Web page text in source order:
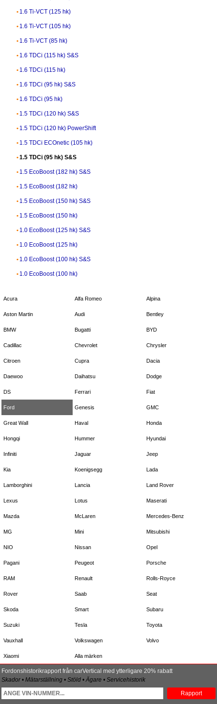
1.6 Ti-VCT (125 hk)
1.6 Ti-VCT (105 hk)
1.6 Ti-VCT (85 hk)
1.6 TDCi (115 hk) S&S
1.6 TDCi (115 hk)
1.6 TDCi (95 hk) S&S
1.6 TDCi (95 hk)
1.5 TDCi (120 hk) S&S
1.5 TDCi (120 hk) PowerShift
1.5 TDCi ECOnetic (105 hk)
1.5 TDCi (95 hk) S&S
1.5 EcoBoost (182 hk) S&S
1.5 EcoBoost (182 hk)
1.5 EcoBoost (150 hk) S&S
1.5 EcoBoost (150 hk)
1.0 EcoBoost (125 hk) S&S
1.0 EcoBoost (125 hk)
1.0 EcoBoost (100 hk) S&S
1.0 EcoBoost (100 hk)
Acura Alfa Romeo Alpina
Aston Martin Audi Bentley
BMW Bugatti BYD
Cadillac Chevrolet Chrysler
Citroen Cupra Dacia
Daewoo Daihatsu Dodge
DS Ferrari Fiat
Ford Genesis GMC
Great Wall Haval Honda
Hongqi Hummer Hyundai
Infiniti Jaguar Jeep
Kia Koenigsegg Lada
Lamborghini Lancia Land Rover
Lexus Lotus Maserati
Mazda McLaren Mercedes-Benz
MG Mini Mitsubishi
NIO Nissan Opel
Pagani Peugeot Porsche
RAM Renault Rolls-Royce
Rover Saab Seat
Skoda Smart Subaru
Suzuki Tesla Toyota
Vauxhall Volkswagen Volvo
Xiaomi Alla märken
Fordonshistorikrapport från carVertical med ytterligare 20% rabatt
Skador • Mätarställning • Stöld • Ägare • Servicehistorik
Rapport